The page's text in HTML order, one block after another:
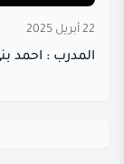
22 أبريل 2025
المدرب : احمد